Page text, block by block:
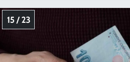
15 / 23